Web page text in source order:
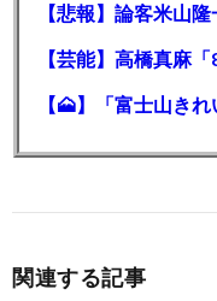
関連する記事